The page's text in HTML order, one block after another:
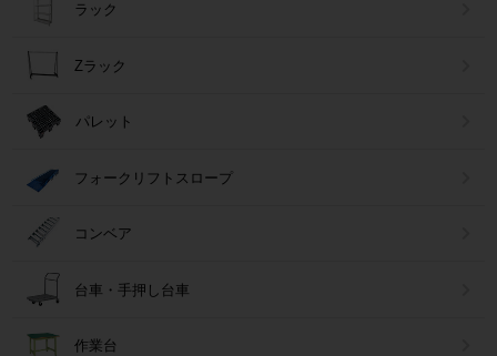
ラック
Zラック
パレット
フォークリフトスロープ
コンベア
台車・手押し台車
作業台